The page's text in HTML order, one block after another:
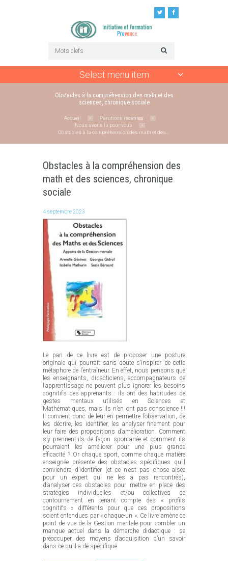
Select menu item
Obstacles à la compréhension des math et des
sciences, chronique sociale
Accueil
Parutions récentes
Nous avons lu pour vous
Obstacles à la compréhension des math et des...
Obstacles à la compréhension des
math et des sciences, chronique
sociale
4 septembre 2023
Le pari de ce livre est de proposer une posture
originale qui pourrait sans doute s’inspirer de cette
métaphore de l’entraîneur. En effet, nous pensons que
les enseignants, didacticiens, accompagnateurs de
l’apprentissage ne peuvent plus ignorer les besoins
cognitifs des apprenants : ils ont des habitudes de
gestes mentaux utilisés en Sciences et
Mathématiques, mais ils n’en ont pas conscience !!!
Il convient donc de leur en permettre l’observation, de
les décrire, les identifier, les analyser finement pour
leur faire des propositions d’amélioration. Comment
s’y prennent-ils de façon spontanée et comment ils
pourraient les améliorer pour une plus grande
efficacité ? Or chaque sport, comme chaque matière
enseignée présente des obstacles spécifiques qu’il
conviendra d’identifier (et ce n’est pas chose aisée
pour un expert qui ne les a pas rencontrés),
d’analyser ces obstacles pour mettre en place des
stratégies individuelles et/ou collectives de
contournement en tenant compte des « profils
cognitifs » différents pour que ces propositions
soient entendues par « chaque-un ». Ce livre amène ce
point de vue de la Gestion mentale pour combler un
manque actuel dans la démarche didactique : se
préoccuper des moyens d’acquisition d’un savoir
dans ce qu’il a de spécifique.